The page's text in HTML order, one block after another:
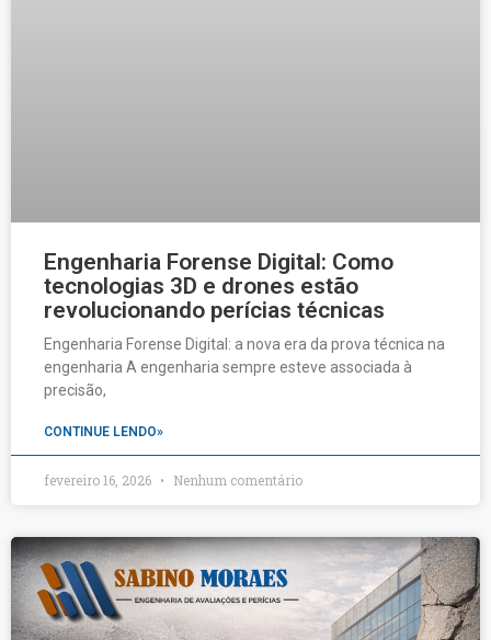
Engenharia Forense Digital: Como
tecnologias 3D e drones estão
revolucionando perícias técnicas
Engenharia Forense Digital: a nova era da prova técnica na
engenharia A engenharia sempre esteve associada à
precisão,
CONTINUE LENDO»
fevereiro 16, 2026 Nenhum comentário